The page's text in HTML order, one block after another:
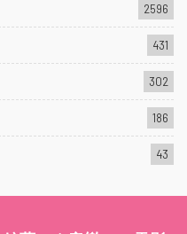
2596
431
302
186
43